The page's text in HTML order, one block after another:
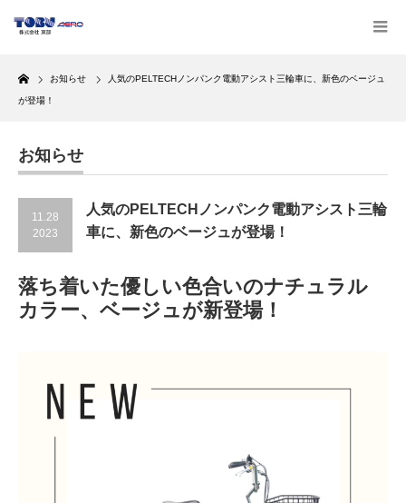
Home
お知らせ 人気のPELTECHノンパンク電動アシスト三輪車に、新色のベージュ
が登場！
お知らせ
11.28
2023
人気のPELTECHノンパンク電動アシスト三輪
車に、新色のベージュが登場！
落ち着いた優しい色合いのナチュラル
カラー、ベージュが新登場！